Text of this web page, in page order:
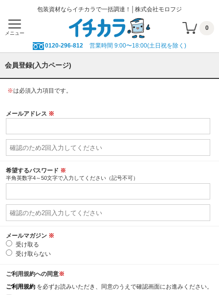
包装資材ならイチカラで一括調達！│株式会社モロフジ
メニュー
0
0120-296-812 営業時間 9:00〜18:00(土日祝を除く)
会員登録(入力ページ)
※は必須入力項目です。
メールアドレス ※
希望するパスワード ※
半角英数字4～50文字で入力してください（記号不可）
メールマガジン ※
受け取る
受け取らない
ご利用規約への同意※
ご利用規約 を必ずお読みいただき、同意のうえで確認画面にお進みください。